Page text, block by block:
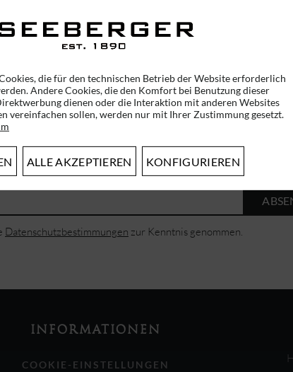
35,95 € *
SIE UNSEREN NEWSLETTER!
SIE EINMALIG EINEN 5 EURO GUTSCHEIN
Datenschutzbestimmungen zur Kenntnis genommen.
INFORMATIONEN
COOKIE-EINSTELLUNGEN
die für den technischen Betrieb der Website erforderlich
Andere Cookies, die den Komfort bei Benutzung dieser
dienen oder die Interaktion mit anderen Websites
vereinfachen sollen, werden nur mit Ihrer Zustimmung gesetzt.
ALLE AKZEPTIEREN KONFIGURIEREN